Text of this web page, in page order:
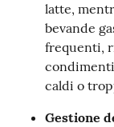
latte,
bevande
frequenti,
caldi o
Gestione